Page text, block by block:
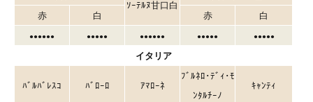
ｿｰﾃﾙﾇ甘口白
赤
白 赤 白
●●●●●● ●●●●● ●●●●●● ●●●●● ●●●●●
イタリア
ﾊﾞﾙﾊﾞﾚｽｺ ﾊﾞﾛｰﾛ ｱﾏﾛｰﾈ
ﾌﾞﾙﾈﾛ･ﾃﾞｨ･ﾓ
ﾝﾀﾙﾁｰﾉ
ｷｬﾝﾃｨ